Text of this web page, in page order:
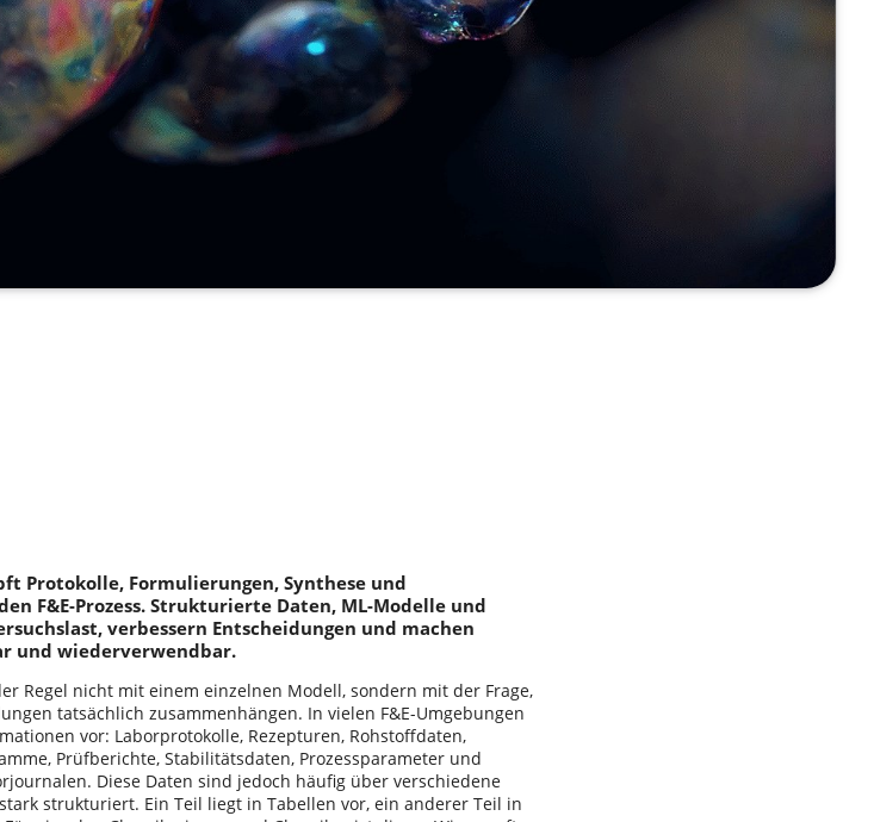
Protokolle, Formulierungen, Synthese und
F&E-Prozess. Strukturierte Daten, ML-Modelle und
verbessern Entscheidungen und machen
und wiederverwendbar.
Regel nicht mit einem einzelnen Modell, sondern mit der Frage,
tatsächlich zusammenhängen. In vielen F&E-Umgebungen
vor: Laborprotokolle, Rezepturen, Rohstoffdaten,
Prüfberichte, Stabilitätsdaten, Prozessparameter und
Diese Daten sind jedoch häufig über verschiedene
strukturiert. Ein Teil liegt in Tabellen vor, ein anderer Teil in